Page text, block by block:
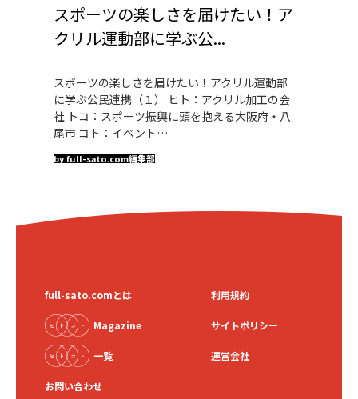
スポーツの楽しさを届けたい！ア
クリル運動部に学ぶ公...
スポーツの楽しさを届けたい！アクリル運動部
に学ぶ公民連携（１） ヒト：アクリル加工の会
社 トコ：スポーツ振興に頭を抱える大阪府・八
尾市 コト：イベント…
by full-sato.com編集部
full-sato.comとは
Magazine
一覧
お問い合わせ
利用規約
サイトポリシー
運営会社